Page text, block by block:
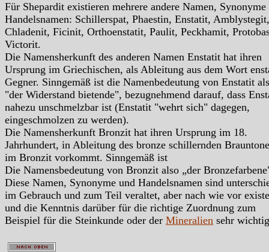
Für Shepardit existieren mehrere andere Namen, Synonyme
Handelsnamen: Schillerspat, Phaestin, Enstatit, Amblystegit,
Chladenit, Ficinit, Orthoenstatit, Paulit, Peckhamit,
Victorit.
Die Namensherkunft des anderen Namen Enstatit hat ihren
Ursprung im Griechischen, als Ableitung aus dem Wort
Gegner. Sinngemäß ist die Namenbedeutung von Enstatit
"der Widerstand bietende", bezugnehmend darauf, dass
nahezu unschmelzbar ist (Enstatit "wehrt sich" dagegen,
eingeschmolzen zu werden).
Die Namensherkunft Bronzit hat ihren Ursprung im 18.
Jahrhundert, in Ableitung des bronze schillernden
im Bronzit vorkommt. Sinngemäß ist
Die Namensbedeutung von Bronzit also „der
Diese Namen, Synonyme und Handelsnamen sind
im Gebrauch und zum Teil veraltet, aber nach wie vor
und die Kenntnis darüber für die richtige Zuordnung zum
Beispiel für die Steinkunde oder der Mineralien sehr